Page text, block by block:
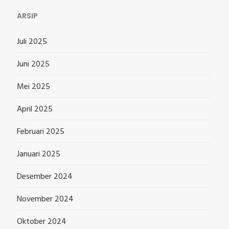
ARSIP
Juli 2025
Juni 2025
Mei 2025
April 2025
Februari 2025
Januari 2025
Desember 2024
November 2024
Oktober 2024